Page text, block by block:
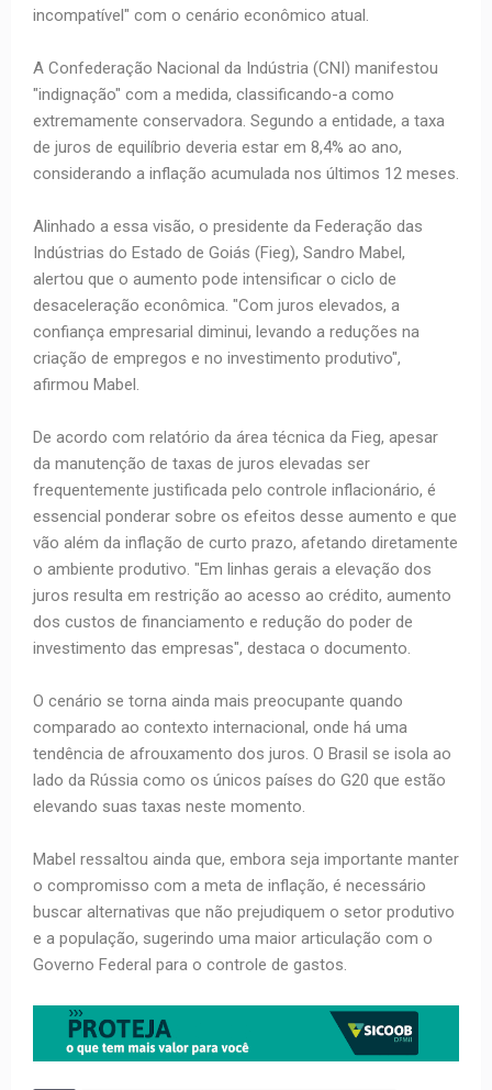
incompatível" com o cenário econômico atual.
A Confederação Nacional da Indústria (CNI) manifestou
"indignação" com a medida, classificando-a como
extremamente conservadora. Segundo a entidade, a taxa
de juros de equilíbrio deveria estar em 8,4% ao ano,
considerando a inflação acumulada nos últimos 12 meses.
Alinhado a essa visão, o presidente da Federação das
Indústrias do Estado de Goiás (Fieg), Sandro Mabel,
alertou que o aumento pode intensificar o ciclo de
desaceleração econômica. "Com juros elevados, a
confiança empresarial diminui, levando a reduções na
criação de empregos e no investimento produtivo",
afirmou Mabel.
De acordo com relatório da área técnica da Fieg, apesar
da manutenção de taxas de juros elevadas ser
frequentemente justificada pelo controle inflacionário, é
essencial ponderar sobre os efeitos desse aumento e que
vão além da inflação de curto prazo, afetando diretamente
o ambiente produtivo. "Em linhas gerais a elevação dos
juros resulta em restrição ao acesso ao crédito, aumento
dos custos de financiamento e redução do poder de
investimento das empresas", destaca o documento.
O cenário se torna ainda mais preocupante quando
comparado ao contexto internacional, onde há uma
tendência de afrouxamento dos juros. O Brasil se isola ao
lado da Rússia como os únicos países do G20 que estão
elevando suas taxas neste momento.
Mabel ressaltou ainda que, embora seja importante manter
o compromisso com a meta de inflação, é necessário
buscar alternativas que não prejudiquem o setor produtivo
e a população, sugerindo uma maior articulação com o
Governo Federal para o controle de gastos.